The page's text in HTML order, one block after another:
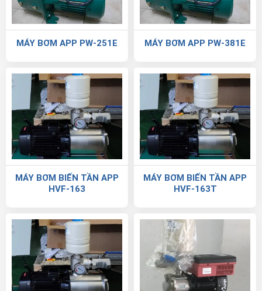
MÁY BƠM APP PW-251E MÁY BƠM APP PW-381E
MÁY BƠM BIẾN TẦN APP
HVF-163
MÁY BƠM BIẾN TẦN APP
HVF-163T